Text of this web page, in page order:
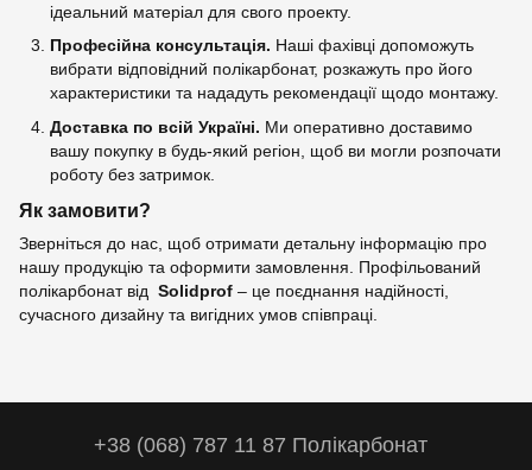
ідеальний матеріал для свого проекту.
Професійна консультація. Наші фахівці допоможуть
вибрати відповідний полікарбонат, розкажуть про його
характеристики та нададуть рекомендації щодо монтажу.
Доставка по всій Україні. Ми оперативно доставимо
вашу покупку в будь-який регіон, щоб ви могли розпочати
роботу без затримок.
Як замовити?
Зверніться до нас, щоб отримати детальну інформацію про
нашу продукцію та оформити замовлення. Профільований
полікарбонат від Solidprof – це поєднання надійності,
сучасного дизайну та вигідних умов співпраці.
+38 (068) 787 11 87 Полікарбонат